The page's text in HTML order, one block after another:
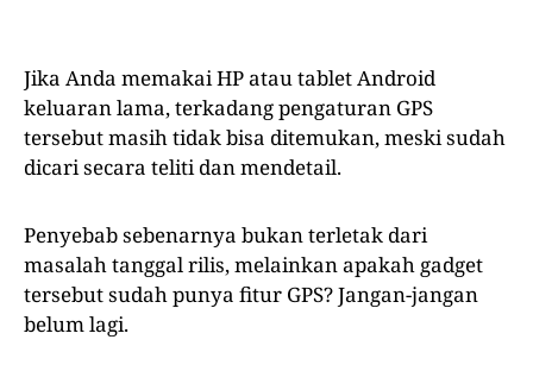
Jika Anda memakai HP atau tablet Android
keluaran lama, terkadang pengaturan GPS
tersebut masih tidak bisa ditemukan, meski sudah
dicari secara teliti dan mendetail.
Penyebab sebenarnya bukan terletak dari
masalah tanggal rilis, melainkan apakah gadget
tersebut sudah punya fitur GPS? Jangan-jangan
belum lagi.